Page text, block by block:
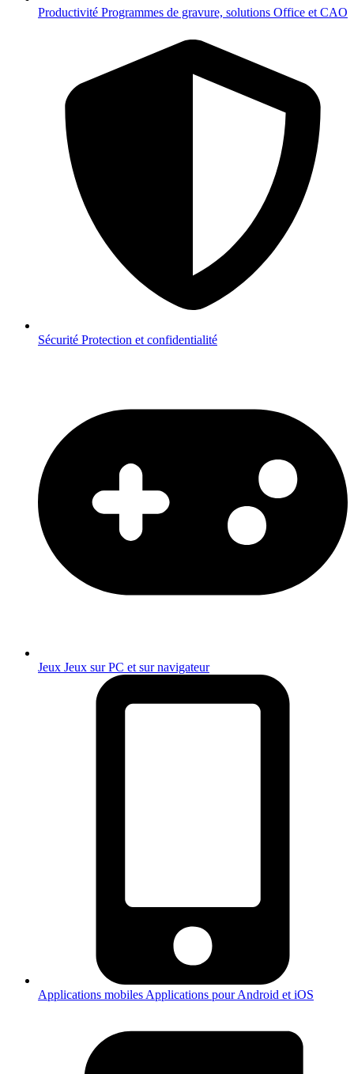
Productivité Programmes de gravure, solutions Office et CAO
Sécurité Protection et confidentialité
Jeux Jeux sur PC et sur navigateur
Applications mobiles Applications pour Android et iOS